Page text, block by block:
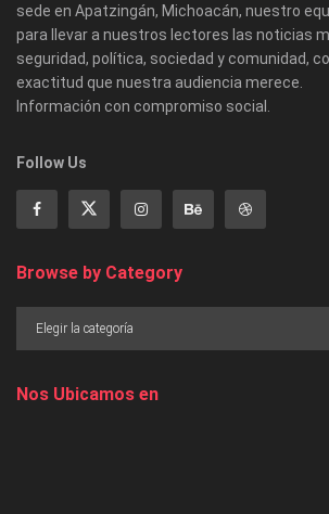
sede en Apatzingán, Michoacán, nuestro
para llevar a nuestros lectores las noticias
seguridad, política, sociedad y comunidad,
exactitud que nuestra audiencia merece.
Información con compromiso social.
Follow Us
Browse by Category
Nos Ubicamos en